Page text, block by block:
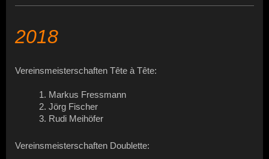
2018
Vereinsmeisterschaften Tête à Tête:
1. Markus Fressmann
2. Jörg Fischer
3. Rudi Meihöfer
Vereinsmeisterschaften Doublette: